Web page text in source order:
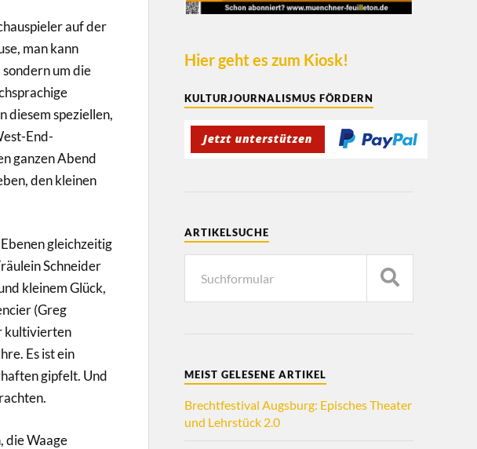
auf der
man kann
um die
diesem speziellen,
End-
ganzen Abend
den kleinen
gleichzeitig
Schneider
kleinem Glück,
(Greg
kultivierten
Es ist ein
gipfelt. Und
die Waage
Hier geht es zum Kiosk!
KULTURJOURNALISMUS FÖRDERN
ARTIKELSUCHE
MEIST GELESENE ARTIKEL
Brechtfestival Augsburg: Episches Theater
und Lehrstück 2.0